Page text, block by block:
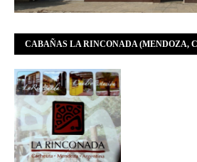
CABAÑAS LA RINCONADA (MENDOZA,